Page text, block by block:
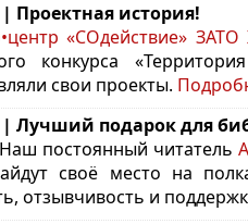
| Проектная история!
«СОдействие» ЗАТО
конкурса
свои проекты.
| Лучший подарок для
постоянный читатель
своё место на
отзывчивость и